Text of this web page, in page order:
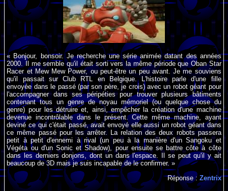
« Bonjour, bonsoir. Je recherche une série animée datant des années
2000. Il me semble qu'il était sorti vers la même période que Oban Star
Racer et Mew Mew Power, ou peut-être un peu avant. Je me souviens
qu'il passait sur Club RTL en Belgique. L'histoire parle d'une fille
envoyée dans le passé (par son père, je crois) avec un robot géant pour
l'accompagner dans ses péripéties pour trouver plusieurs bâtiments
contenant tous un genre de noyau mémoriel (ou quelque chose du
genre) pour les détruire et, ainsi, empêcher la création d'une machine
devenue incontrôlable dans le présent. Cette même machine, ayant
deviné ce qui c'était passé, avait envoyé elle aussi un robot géant dans
ce même passé pour les arrêter. La relation des deux robots passera
petit à petit d'ennemi à rival (un peu à la manière d'un Sangoku et
Végéta ou d'un Sonic et Shadow), pour ensuite se battre côte à côte
dans les derniers donjons, dont un dans l'espace. Il se peut qu'il y ait
beaucoup de 3D mais je suis incapable de le confirmer. »
Réponse : Zentrix